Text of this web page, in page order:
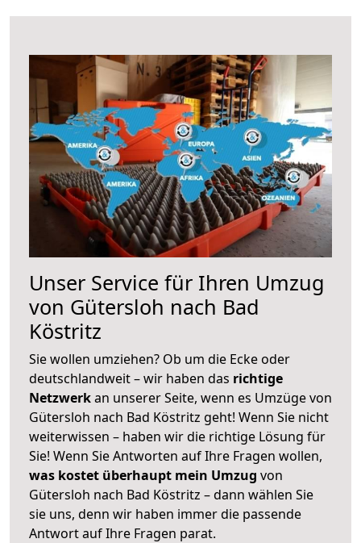
Unser Service für Ihren Umzug
von Gütersloh nach Bad
Köstritz
Sie wollen umziehen? Ob um die Ecke oder
deutschlandweit – wir haben das richtige
Netzwerkan unserer Seite, wenn es Umzüge von
Gütersloh nach Bad Köstritz geht! Wenn Sie nicht
weiterwissen – haben wir die richtige Lösung für
Sie! Wenn Sie Antworten auf Ihre Fragen wollen,
was kostet überhaupt mein Umzug von
Gütersloh nach Bad Köstritz – dann wählen Sie
sie uns, denn wir haben immer die passende
Antwort auf Ihre Fragen parat.